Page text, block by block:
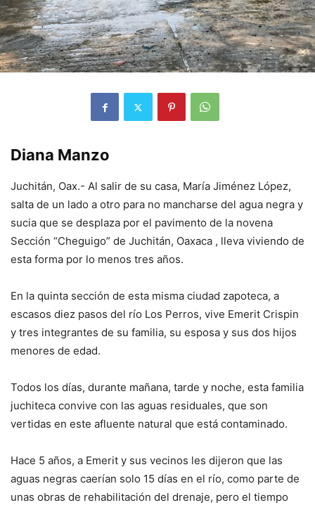
Diana Manzo
Juchitán, Oax.- Al salir de su casa, María Jiménez López,
salta de un lado a otro para no mancharse del agua negra y
sucia que se desplaza por el pavimento de la novena
Sección “Cheguigo” de Juchitán, Oaxaca , lleva viviendo de
esta forma por lo menos tres años.
En la quinta sección de esta misma ciudad zapoteca, a
escasos diez pasos del río Los Perros, vive Emerit Crispin
y tres integrantes de su familia, su esposa y sus dos hijos
menores de edad.
Todos los días, durante mañana, tarde y noche, esta familia
juchiteca convive con las aguas residuales, que son
vertidas en este afluente natural que está contaminado.
Hace 5 años, a Emerit y sus vecinos les dijeron que las
aguas negras caerían solo 15 días en el río, como parte de
unas obras de rehabilitación del drenaje, pero el tiempo